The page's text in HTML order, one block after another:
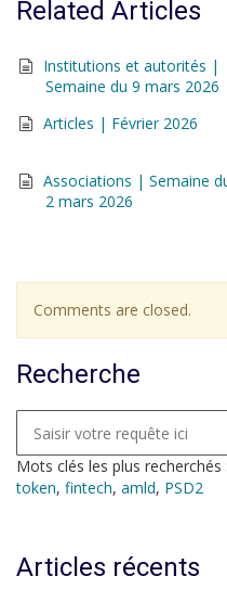
Related Articles
Institutions et autorités |
Semaine du 9 mars 2026
Articles | Février 2026
Associations | Semaine
2 mars 2026
Comments are closed.
Recherche
Mots clés les plus recherchés :
token, fintech, amld, PSD2
Articles récents